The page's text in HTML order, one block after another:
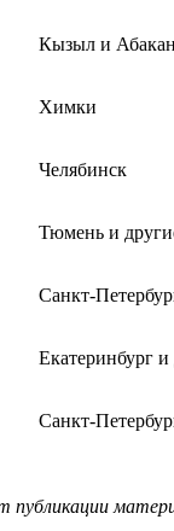
Кызыл и Абакан
Химки
Челябинск
Тюмень и
Санкт-
Екатеринбург и
Санкт-
публикации